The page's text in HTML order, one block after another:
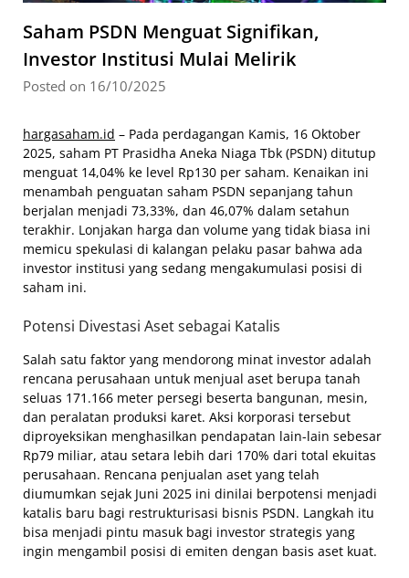
Saham PSDN Menguat Signifikan,
Investor Institusi Mulai Melirik
Posted on 16/10/2025
hargasaham.id – Pada perdagangan Kamis, 16 Oktober
2025, saham PT Prasidha Aneka Niaga Tbk (PSDN) ditutup
menguat 14,04% ke level Rp130 per saham. Kenaikan ini
menambah penguatan saham PSDN sepanjang tahun
berjalan menjadi 73,33%, dan 46,07% dalam setahun
terakhir. Lonjakan harga dan volume yang tidak biasa ini
memicu spekulasi di kalangan pelaku pasar bahwa ada
investor institusi yang sedang mengakumulasi posisi di
saham ini.
Potensi Divestasi Aset sebagai Katalis
Salah satu faktor yang mendorong minat investor adalah
rencana perusahaan untuk menjual aset berupa tanah
seluas 171.166 meter persegi beserta bangunan, mesin,
dan peralatan produksi karet. Aksi korporasi tersebut
diproyeksikan menghasilkan pendapatan lain-lain sebesar
Rp79 miliar, atau setara lebih dari 170% dari total ekuitas
perusahaan. Rencana penjualan aset yang telah
diumumkan sejak Juni 2025 ini dinilai berpotensi menjadi
katalis baru bagi restrukturisasi bisnis PSDN. Langkah itu
bisa menjadi pintu masuk bagi investor strategis yang
ingin mengambil posisi di emiten dengan basis aset kuat.